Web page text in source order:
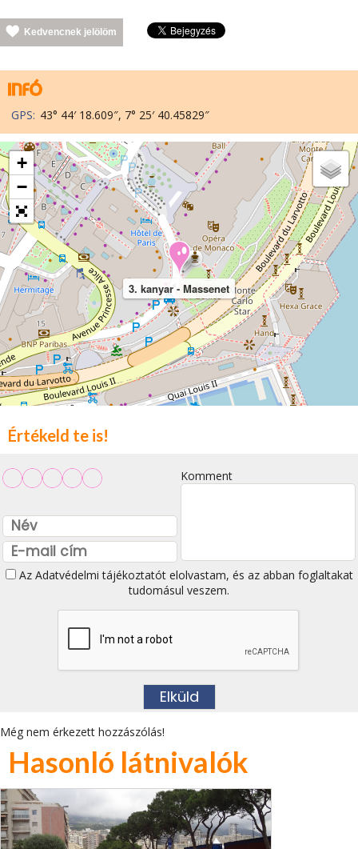
Kedvencnek jelölöm
GPS: 43° 44′ 18.609″, 7° 25′ 40.45829″
3. kanyar - Massenet
+
−
Értékeld te is!
Komment
Az Adatvédelmi tájékoztatótelolvastam, és az abban foglaltakat
tudomásul veszem.
Még nem érkezett hozzászólás!
Hasonló látnivalók